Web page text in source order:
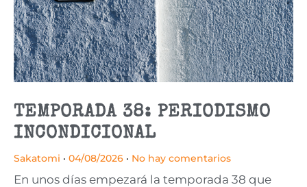
TEMPORADA 38: PERIODISMO
INCONDICIONAL
Sakatomi 04/08/2026 No hay comentarios
En unos días empezará la temporada 38 que